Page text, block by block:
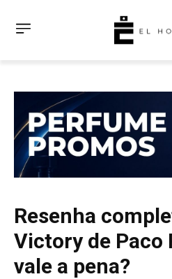
Resenha
Victory de Paco
vale a pena?